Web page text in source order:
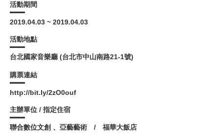
活動期間
2019.04.03 ~ 2019.04.03
活動地點
台北國家音樂廳 (台北市中山南路21-1號)
購票連結
http://bit.ly/2zO0ouf
主辦單位 / 指定住宿
聯合數位文創 、亞藝藝術 / 福華大飯店